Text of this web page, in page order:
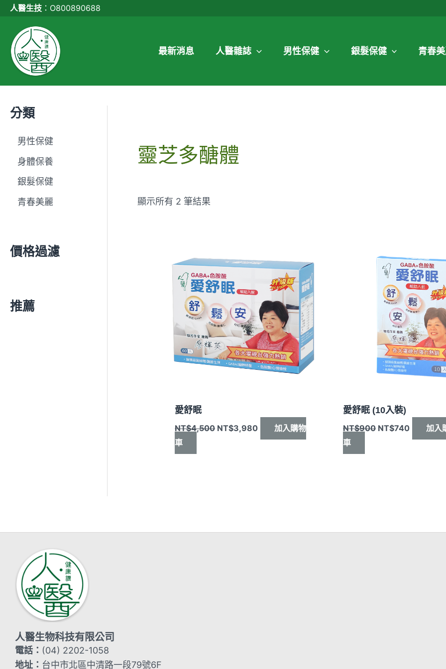
人醫生技 ： O800890688
最新消息 人醫雜誌 男性保健 銀髮保健 青春
分類
男性保健
身體保養
銀髮保健
青春美麗
價格過濾
推薦
靈芝多醣體
顯示所有 2 筆結果
愛舒眠
NT$4,500
價
格：
NT$4,500。
NT$3,980
價
格：
NT$3,980。
加入購物
車
愛舒眠 (10入裝)
NT$900
價
格：
NT$900。
NT$740
價
格：
NT$740
加入
車
人醫生物科技有限公司
電話： (04) 2202-1058
地址： 台中市北區中清路一段79號6F